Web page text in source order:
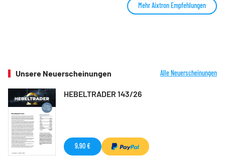
Mehr Aixtron Empfehlungen
Unsere Neuerscheinungen Alle Neuerscheinungen
HEBELTRADER 143/26
9,90 €